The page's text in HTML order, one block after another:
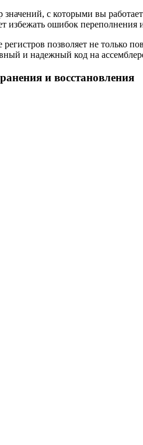
значений, с которыми вы
ошибок переполнения
позволяет не
и надежный код на
и восстановления